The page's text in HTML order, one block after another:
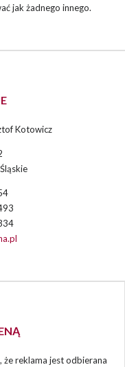
jak żadnego innego.
Kotowicz
reklama jest odbierana